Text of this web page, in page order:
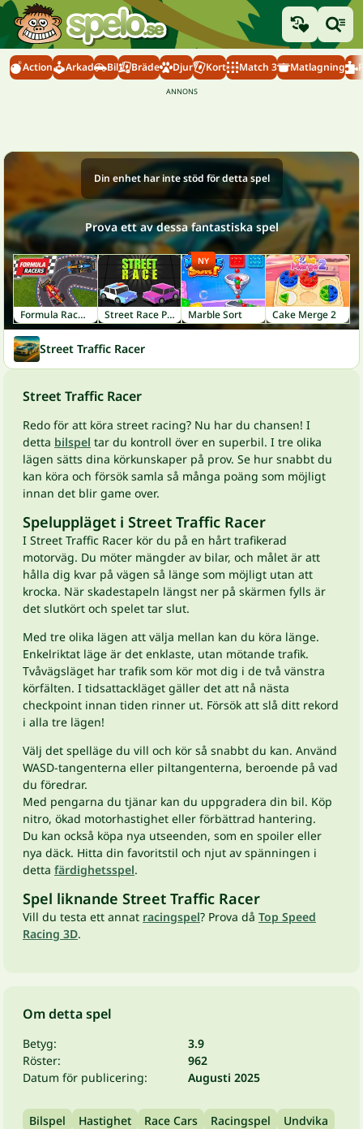
Action Arkad Bil Bräde Djur Kort Match 3 Matlagning
Din enhet har inte stöd för detta spel
Prova ett av dessa fantastiska spel
Formula Racers Street Race Police Marble Sort
NY
Cake Merge 2
Street Traffic Racer
Street Traffic Racer
Redo för att köra street racing? Nu har du chansen! I
detta bilspel tar du kontroll över en superbil. I tre olika
lägen sätts dina körkunskaper på prov. Se hur snabbt du
kan köra och försök samla så många poäng som möjligt
innan det blir game over.
Speluppläget i Street Traffic Racer
I Street Traffic Racer kör du på en hårt trafikerad
motorväg. Du möter mängder av bilar, och målet är att
hålla dig kvar på vägen så länge som möjligt utan att
krocka. När skadestapeln längst ner på skärmen fylls är
det slutkört och spelet tar slut.
Med tre olika lägen att välja mellan kan du köra länge.
Enkelriktat läge är det enklaste, utan mötande trafik.
Tvåvägsläget har trafik som kör mot dig i de två vänstra
körfälten. I tidsattackläget gäller det att nå nästa
checkpoint innan tiden rinner ut. Försök att slå ditt rekord
i alla tre lägen!
Välj det spelläge du vill och kör så snabbt du kan. Använd
WASD-tangenterna eller piltangenterna, beroende på vad
du föredrar.
Med pengarna du tjänar kan du uppgradera din bil. Köp
nitro, ökad motorhastighet eller förbättrad hantering.
Du kan också köpa nya utseenden, som en spoiler eller
nya däck. Hitta din favoritstil och njut av spänningen i
detta färdighetsspel.
Spel liknande Street Traffic Racer
Vill du testa ett annat racingspel? Prova då Top Speed
Racing 3D.
Om detta spel
Betyg:
3.9
Röster:
962
Datum för publicering:
Augusti 2025
Bilspel Hastighet Race Cars Racingspel Undvika